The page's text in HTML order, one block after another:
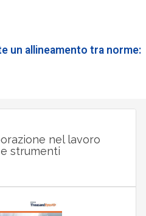
un allineamento tra norme:
nel lavoro
strumenti